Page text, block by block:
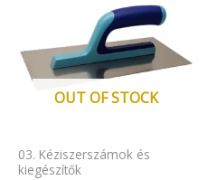
OUT OF STOCK
03. Kéziszerszámok és
kiegészítők